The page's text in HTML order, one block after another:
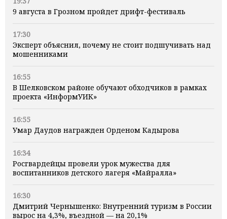
9 августа в Грозном пройдет дрифт-фестиваль
17:30
Эксперт объяснил, почему не стоит подшучивать над
мошенниками
16:55
В Шелковском районе обучают обходчиков в рамках
проекта «ИнформУИК»
16:55
Умар Даудов награжден Орденом Кадырова
16:34
Росгвардейцы провели урок мужества для
воспитанников детского лагеря «Майралла»
16:30
Дмитрий Чернышенко: Внутренний туризм в России
вырос на 4,3%, въездной — на 20,1%